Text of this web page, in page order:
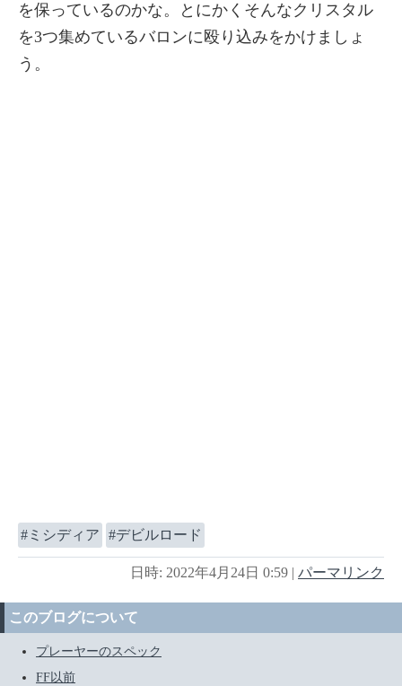
を保っているのかな。とにかくそんなクリスタル
を3つ集めているバロンに殴り込みをかけましょ
う。
ミシディア デビルロード
日時: 2022年4月24日 0:59 | パーマリンク
このブログについて
プレーヤーのスペック
FF以前